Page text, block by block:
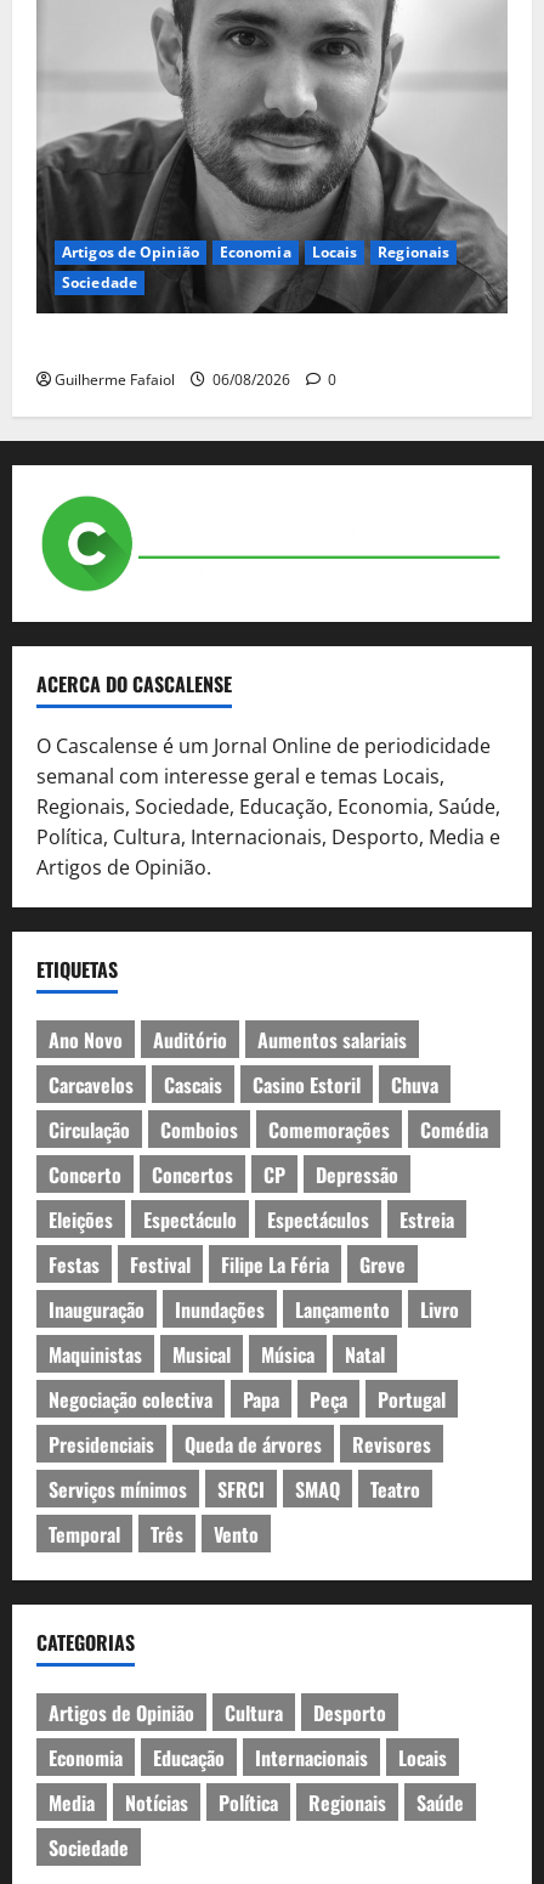
Artigos de Opinião Economia Locais
Regionais
Sociedade
Guilherme Fafaiol 06/08/2026 0
ACERCA DO CASCALENSE
O Cascalense é um Jornal Online de periodicidade
semanal com interesse geral e temas Locais,
Regionais, Sociedade, Educação, Economia, Saúde,
Política, Cultura, Internacionais, Desporto, Media e
Artigos de Opinião.
ETIQUETAS
Ano Novo Auditório
Aumentos salariais
Carcavelos
Cascais Casino Estoril
Chuva
Circulação
Comboios Comemorações
Comédia
Concerto
Concertos CP
Depressão
Eleições
Espectáculo Espectáculos
Estreia
Festas
Festival Filipe La Féria
Greve
Inauguração
Inundações Lançamento
Livro
Maquinistas
Musical Música
Natal
Negociação colectiva
Papa Peça
Portugal
Presidenciais
Queda de árvores
Revisores
Serviços mínimos
SFRCI SMAQ
Teatro
Temporal
Três Vento
CATEGORIAS
Artigos de Opinião Cultura
Desporto
Economia
Educação Internacionais
Locais
Media
Notícias Política Regionais
Saúde
Sociedade